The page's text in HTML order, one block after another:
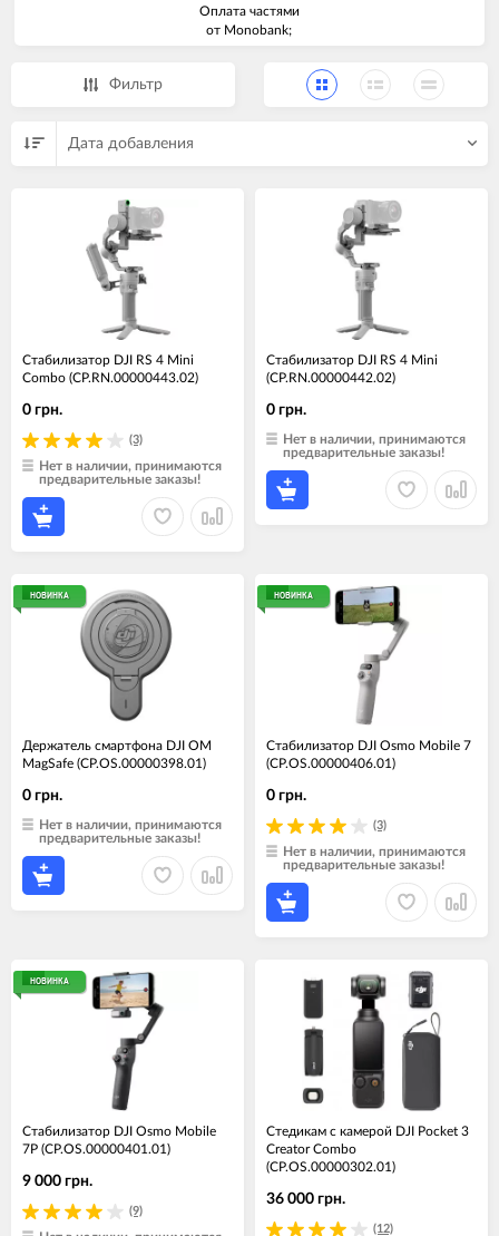
Оплата частями
от Monobank;
Фильтр
Дата добавления
Стабилизатор DJI RS 4 Mini
Combo (CP.RN.00000443.02)
(3)
0 грн.
Нет в наличии, принимаются
предварительные заказы!
Стабилизатор DJI RS 4 Mini
(CP.RN.00000442.02)
0 грн.
Нет в наличии, принимаются
предварительные заказы!
НОВИНКА
Держатель смартфона DJI OM
MagSafe (CP.OS.00000398.01)
0 грн.
Нет в наличии, принимаются
предварительные заказы!
НОВИНКА
Стабилизатор DJI Osmo Mobile 7
(CP.OS.00000406.01)
(3)
0 грн.
Нет в наличии, принимаются
предварительные заказы!
НОВИНКА
Стабилизатор DJI Osmo Mobile
7P (CP.OS.00000401.01)
(9)
9 000 грн.
Cтедикам c камерой DJI Pocket 3
Creator Combo
(CP.OS.00000302.01)
(12)
36 000 грн.